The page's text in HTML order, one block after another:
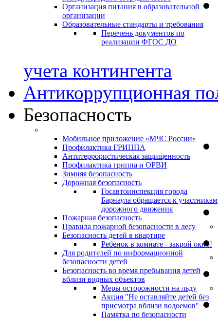
Организация питания в образовательной
организации
Образовательные стандарты и требования
Перечень документов по
реализации ФГОС ДО
учета контингента
Антикоррупционная
Безопасность
Мобильное приложение «МЧС России»
Профилактика ГРИППА
Антитеррористическая защищенность
Профилактика гриппа и ОРВИ
Зимняя безопасность
Дорожная безопасность
Госавтоинспекция города
Барнаула обращается к участникам
дорожного движения
Пожарная безопасность
Правила пожарной безопасности в лесу
Безопасность детей в квартире
Ребенок в комнате - закрой окно!
Для родителей по информационной
безопасности детей
Безопасность во время пребывания детей
вблизи водных объектов
Меры осторожности на льду
Акция "Не оставляйте детей без
присмотра вблизи водоемов"
Памятка по безопасности